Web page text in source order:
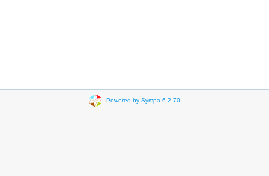
Powered by Sympa 6.2.70